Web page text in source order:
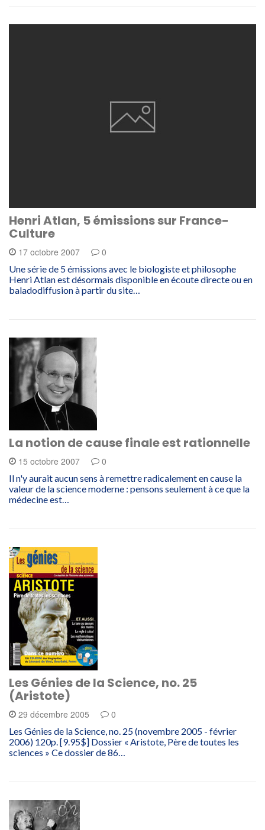
Henri Atlan, 5 émissions sur France-
Culture
17 octobre 2007 0
Une série de 5 émissions avec le biologiste et philosophe
Henri Atlan est désormais disponible en écoute directe ou en
baladodiffusion à partir du site…
La notion de cause finale est rationnelle
15 octobre 2007 0
Il n'y aurait aucun sens à remettre radicalement en cause la
valeur de la science moderne : pensons seulement à ce que la
médecine est…
Les Génies de la Science, no. 25
(Aristote)
29 décembre 2005 0
Les Génies de la Science, no. 25 (novembre 2005 - février
2006) 120p. [9.95$] Dossier « Aristote, Père de toutes les
sciences » Ce dossier de 86…